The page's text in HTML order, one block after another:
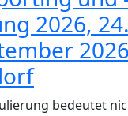
2026,
bedeutet